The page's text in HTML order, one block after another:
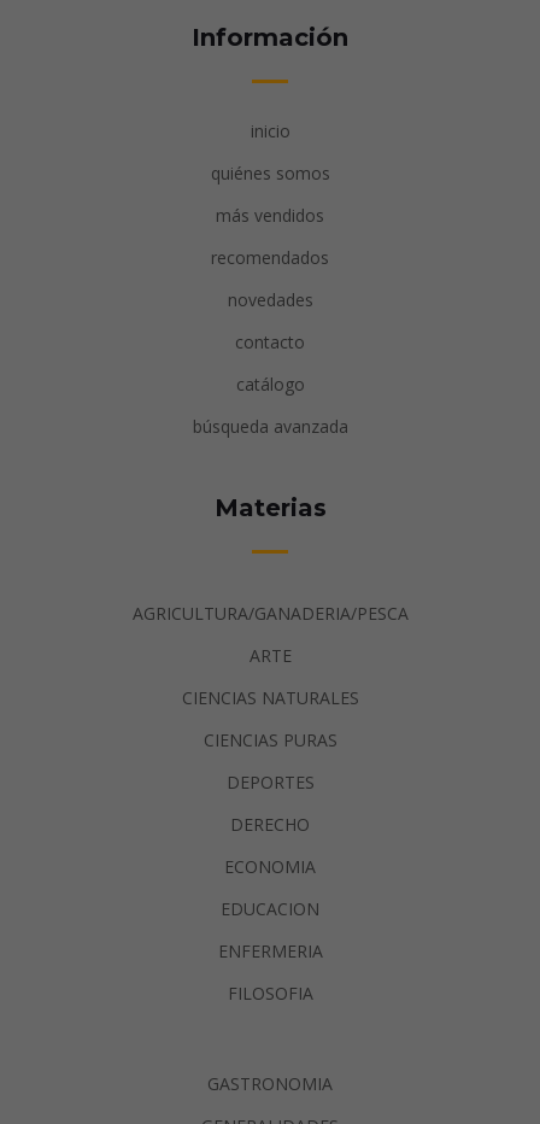
Información
inicio
quiénes somos
más vendidos
recomendados
novedades
contacto
catálogo
búsqueda avanzada
Materias
AGRICULTURA/GANADERIA/PESCA
ARTE
CIENCIAS NATURALES
CIENCIAS PURAS
DEPORTES
DERECHO
ECONOMIA
EDUCACION
ENFERMERIA
FILOSOFIA
GASTRONOMIA